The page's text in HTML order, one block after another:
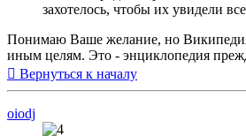
захотелось, чтобы их увидели
Понимаю Ваше желание, но
иным целям. Это - энциклопедия
Вернуться к началу
oiodj